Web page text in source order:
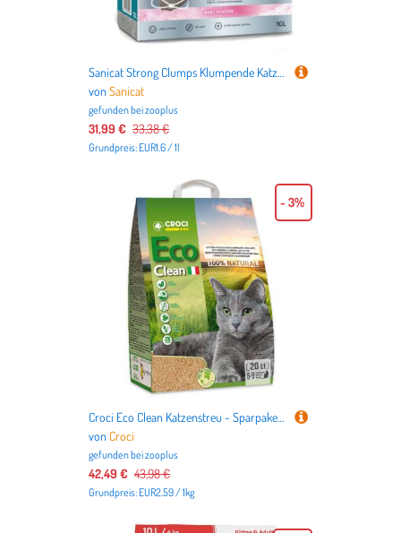
Sanicat Strong Clumps Klumpende Katzenstreu - Sparpaket: 2 x 10 l
vonSanicat
gefunden beizooplus
31,99 € 33,38 €
Grundpreis: EUR1.6 / 1l
Croci Eco Clean Katzenstreu - Sparpaket: 2 x 20 l (ca. 16,4 kg)
von Croci
gefunden beizooplus
42,49 € 43,98 €
Grundpreis: EUR2.59 / 1kg
- 3%